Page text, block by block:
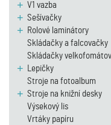
V1 vazba
Sešívačky
Rolové laminátory
Skládačky a falcovačky
Skládačky
Lepičky
Stroje na fotoalbum
Stroje na knižní desky
Výsekový lis
Vrtáky papíru